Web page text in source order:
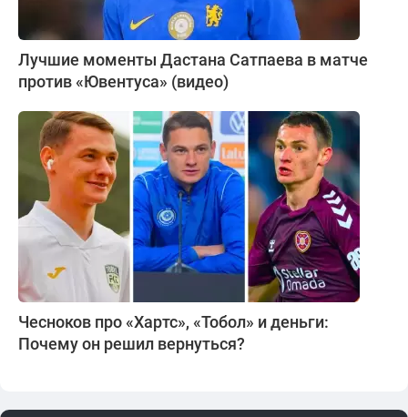
Лучшие моменты Дастана Сатпаева в матче
против «Ювентуса» (видео)
Чесноков про «Хартс», «Тобол» и деньги:
Почему он решил вернуться?